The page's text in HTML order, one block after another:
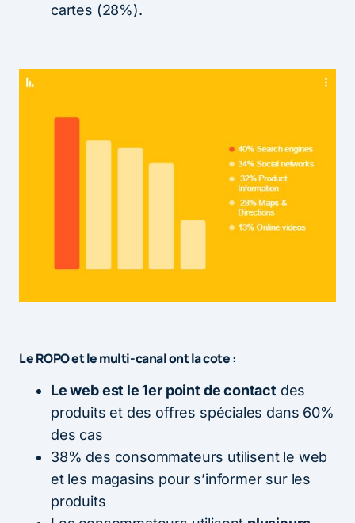
cartes (28%).
Le ROPO et le multi-canal ont la cote :
Le web est le 1er point de contact des
produits et des offres spéciales dans 60%
des cas
38% des consommateurs utilisent le web
et les magasins pour s’informer sur les
produits